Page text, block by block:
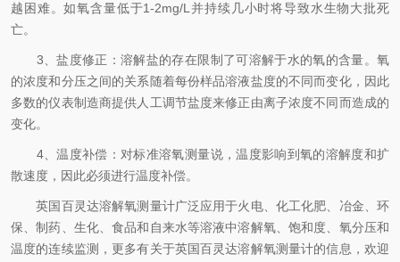
越困难。如氧含量低于1-2mg/L并持续几小时将导致水生物大批死
亡。
3、盐度修正：溶解盐的存在限制了可溶解于水的氧的含量。氧
的浓度和分压之间的关系随着每份样品溶液盐度的不同而变化，因此
多数的仪表制造商提供人工调节盐度来修正由离子浓度不同而造成的
变化。
4、温度补偿：对标准溶氧测量说，温度影响到氧的溶解度和扩
散速度，因此必须进行温度补偿。
英国百灵达溶解氧测量计广泛应用于火电、化工化肥、冶金、环
保、制药、生化、食品和自来水等溶液中溶解氧、饱和度、氧分压和
温度的连续监测，更多有关于英国百灵达溶解氧测量计的信息，欢迎